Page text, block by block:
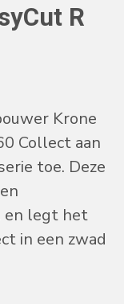
R
Krone
Collect aan
toe. Deze
en legt het
in een zwad